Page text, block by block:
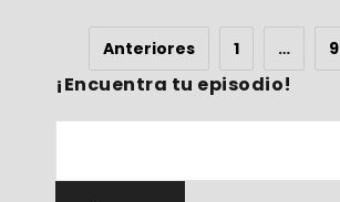
Anteriores 1 … 9
¡Encuentra tu episodio!